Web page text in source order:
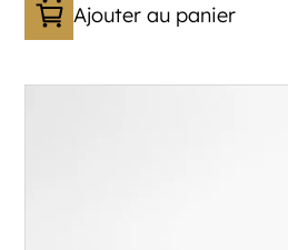
Ajouter au panier